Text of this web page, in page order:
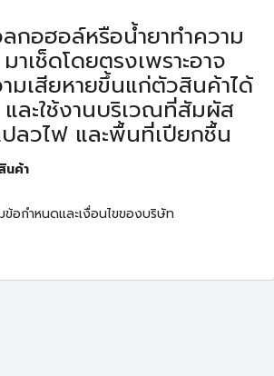
กอฮอล์หรือน้ำยาทำความ
าเช็ดโดยตรงเพราะอาจ
มเสียหายขึ้นแก่ตัวสินค้าได้
ละใช้งานบริเวณที่สัมผัส
ลวไฟ และพื้นที่เปียกชื้น
นค้า
ข้อกำหนดและเงื่อนไขของบริษัท